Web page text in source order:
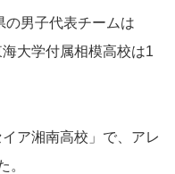
の男子代表チームは
大学付属相模高校は1
ア湘南高校」で、アレ
。